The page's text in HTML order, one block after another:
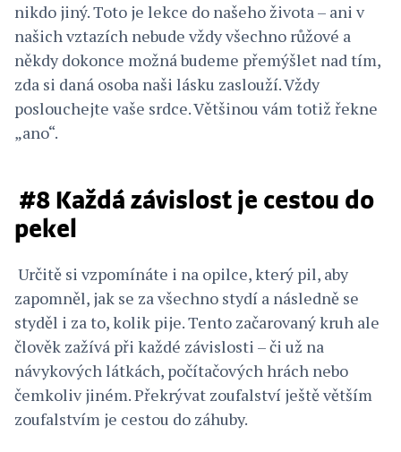
nikdo jiný. Toto je lekce do našeho života – ani v
našich vztazích nebude vždy všechno růžové a
někdy dokonce možná budeme přemýšlet nad tím,
zda si daná osoba naši lásku zaslouží. Vždy
poslouchejte vaše srdce. Většinou vám totiž řekne
„ano“.
#8 Každá závislost je cestou do
pekel
Určitě si vzpomínáte i na opilce, který pil, aby
zapomněl, jak se za všechno stydí a následně se
styděl i za to, kolik pije. Tento začarovaný kruh ale
člověk zažívá při každé závislosti – či už na
návykových látkách, počítačových hrách nebo
čemkoliv jiném. Překrývat zoufalství ještě větším
zoufalstvím je cestou do záhuby.